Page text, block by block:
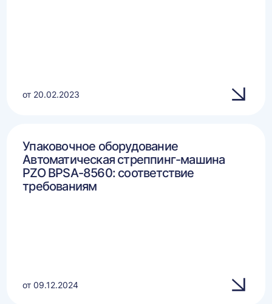
от 20.02.2023
Упаковочное оборудование
Автоматическая стреппинг-машина
PZO BPSA-8560: соответствие
требованиям
от 09.12.2024